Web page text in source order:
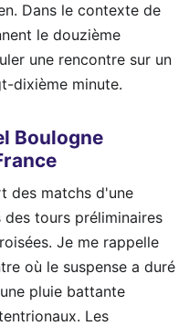
Dans le contexte de
le douzième
une rencontre sur un
dixième minute.
Boulogne
des matchs d'une
tours préliminaires
Je me rappelle
où le suspense a duré
pluie battante
Les